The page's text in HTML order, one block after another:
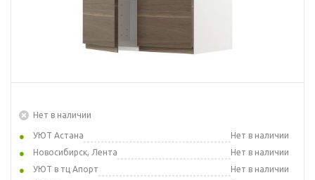
Нет в наличии
УЮТ Астана
Нет в наличии
Новосибирск, Лента
Нет в наличии
УЮТ в тц Апорт
Нет в наличии